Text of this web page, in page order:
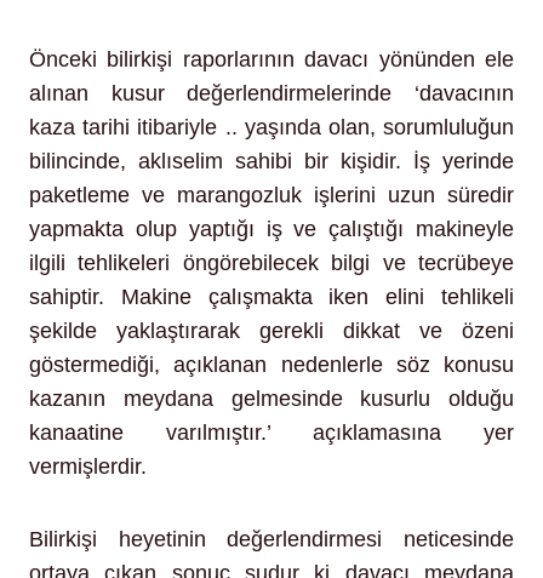
Önceki bilirkişi raporlarının davacı yönünden ele
alınan kusur değerlendirmelerinde ‘davacının
kaza tarihi itibariyle .. yaşında olan, sorumluluğun
bilincinde, aklıselim sahibi bir kişidir. İş yerinde
paketleme ve marangozluk işlerini uzun süredir
yapmakta olup yaptığı iş ve çalıştığı makineyle
ilgili tehlikeleri öngörebilecek bilgi ve tecrübeye
sahiptir. Makine çalışmakta iken elini tehlikeli
şekilde yaklaştırarak gerekli dikkat ve özeni
göstermediği, açıklanan nedenlerle söz konusu
kazanın meydana gelmesinde kusurlu olduğu
kanaatine varılmıştır.’ açıklamasına yer
vermişlerdir.
Bilirkişi heyetinin değerlendirmesi neticesinde
ortaya çıkan sonuç şudur ki davacı meydana